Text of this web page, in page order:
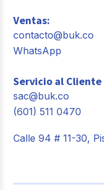
Ventas:
contacto@buk.co
WhatsApp
Servicio al Cliente
sac@buk.co
(601) 511 0470
Calle 94 # 11-30,